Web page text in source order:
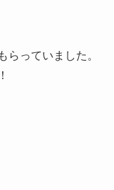
らっていました。